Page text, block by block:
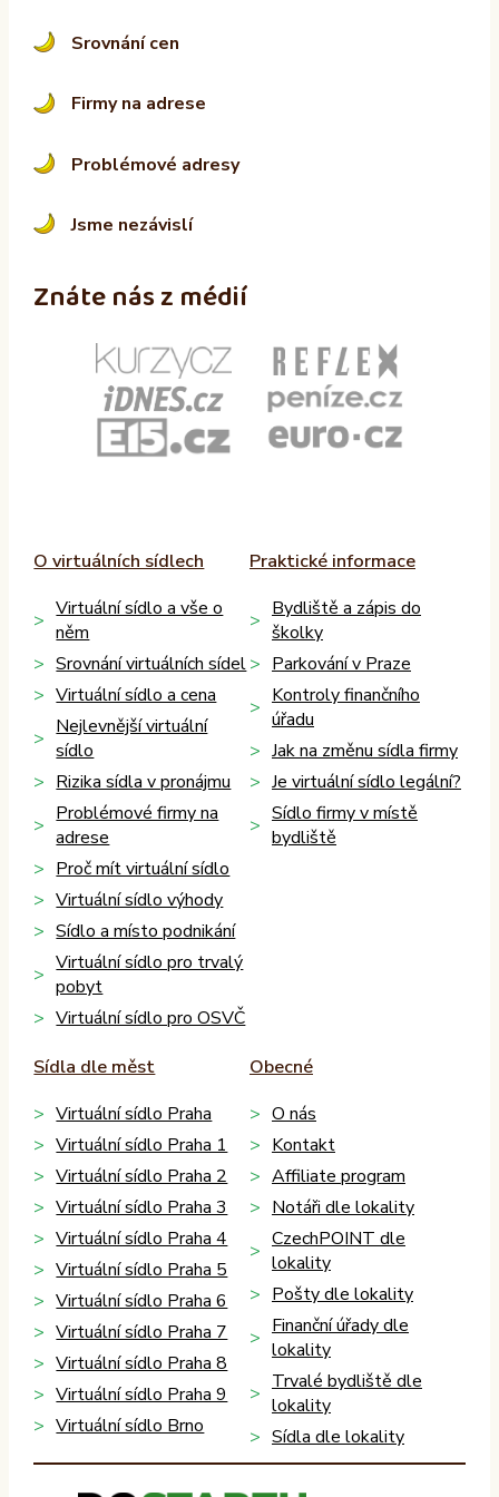
Srovnání cen
Firmy na adrese
Problémové adresy
Jsme nezávislí
Znáte nás z médií
O virtuálních sídlech
Virtuální sídlo a vše o
něm
Srovnání virtuálních sídel
Virtuální sídlo a cena
Nejlevnější virtuální
sídlo
Rizika sídla v pronájmu
Problémové firmy na
adrese
Proč mít virtuální sídlo
Virtuální sídlo výhody
Sídlo a místo podnikání
Virtuální sídlo pro trvalý
pobyt
Virtuální sídlo pro OSVČ
Praktické informace
Bydliště a zápis do
školky
Parkování v Praze
Kontroly finančního
úřadu
Jak na změnu sídla firmy
Je virtuální sídlo legální?
Sídlo firmy v místě
bydliště
Sídla dle měst
Virtuální sídlo Praha
Virtuální sídlo Praha 1
Virtuální sídlo Praha 2
Virtuální sídlo Praha 3
Virtuální sídlo Praha 4
Virtuální sídlo Praha 5
Virtuální sídlo Praha 6
Virtuální sídlo Praha 7
Virtuální sídlo Praha 8
Virtuální sídlo Praha 9
Virtuální sídlo Brno
Obecné
O nás
Kontakt
Affiliate program
Notáři dle lokality
CzechPOINT dle
lokality
Pošty dle lokality
Finanční úřady dle
lokality
Trvalé bydliště dle
lokality
Sídla dle lokality